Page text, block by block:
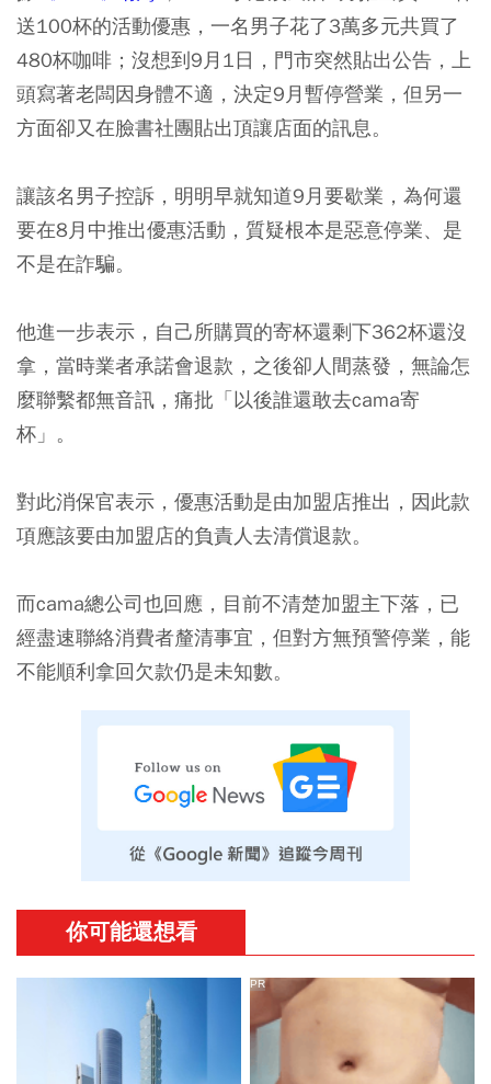
送100杯的活動優惠，一名男子花了3萬多元共買了
480杯咖啡；沒想到9月1日，門市突然貼出公告，上
頭寫著老闆因身體不適，決定9月暫停營業，但另一
方面卻又在臉書社團貼出頂讓店面的訊息。
讓該名男子控訴，明明早就知道9月要歇業，為何還
要在8月中推出優惠活動，質疑根本是惡意停業、是
不是在詐騙。
他進一步表示，自己所購買的寄杯還剩下362杯還沒
拿，當時業者承諾會退款，之後卻人間蒸發，無論怎
麼聯繫都無音訊，痛批「以後誰還敢去cama寄
杯」。
對此消保官表示，優惠活動是由加盟店推出，因此款
項應該要由加盟店的負責人去清償退款。
而cama總公司也回應，目前不清楚加盟主下落，已
經盡速聯絡消費者釐清事宜，但對方無預警停業，能
不能順利拿回欠款仍是未知數。